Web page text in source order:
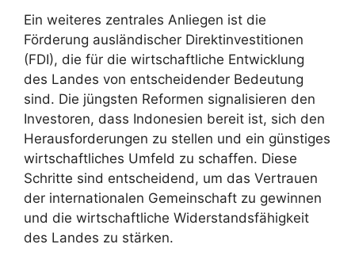
Ein weiteres zentrales Anliegen ist die
Förderung ausländischer Direktinvestitionen
(FDI), die für die wirtschaftliche Entwicklung
des Landes von entscheidender Bedeutung
sind. Die jüngsten Reformen signalisieren den
Investoren, dass Indonesien bereit ist, sich den
Herausforderungen zu stellen und ein günstiges
wirtschaftliches Umfeld zu schaffen. Diese
Schritte sind entscheidend, um das Vertrauen
der internationalen Gemeinschaft zu gewinnen
und die wirtschaftliche Widerstandsfähigkeit
des Landes zu stärken.